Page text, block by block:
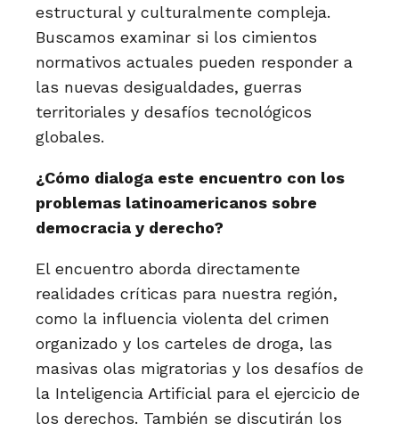
estructural y culturalmente compleja.
Buscamos examinar si los cimientos
normativos actuales pueden responder a
las nuevas desigualdades, guerras
territoriales y desafíos tecnológicos
globales.
¿Cómo dialoga este encuentro con los
problemas latinoamericanos sobre
democracia y derecho?
El encuentro aborda directamente
realidades críticas para nuestra región,
como la influencia violenta del crimen
organizado y los carteles de droga, las
masivas olas migratorias y los desafíos de
la Inteligencia Artificial para el ejercicio de
los derechos. También se discutirán los